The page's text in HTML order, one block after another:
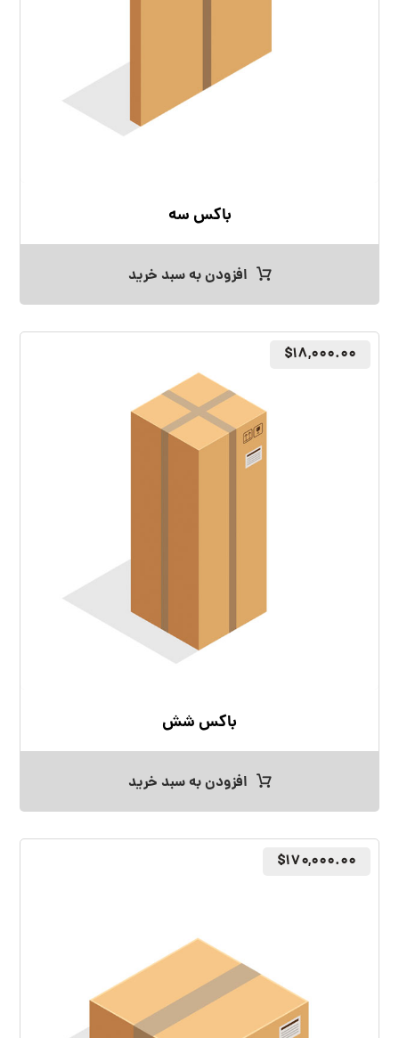
باکس سه
افزودن به سبد خرید
باکس شش
$۱۸,۰۰۰.۰۰
افزودن به سبد خرید
$۱۷۰,۰۰۰.۰۰